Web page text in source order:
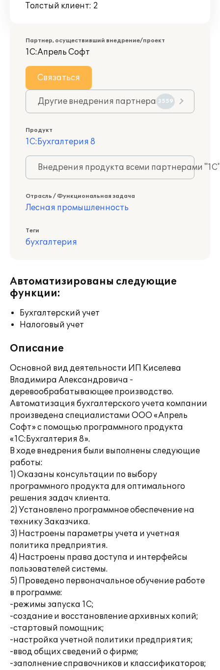
Толстый клиент: 2
Партнер, осуществивший внедрение/проект
1С:Апрель Софт
Связаться
Другие внедрения партнера 3559
Продукт
1С:Бухгалтерия 8
Внедрения продукта всеми партнерами
Отрасль / Функциональная задача
Лесная промышленность
Теги
бухгалтерия
Автоматизированы следующие
функции:
Бухгалтерский учет
Налоговый учет
Описание
Основной вид деятельности ИП Киселева
Владимира Александровича -
деревообрабатывающее производство.
Автоматизация бухгалтерского учета компании
произведена специалистами ООО «Апрель
Софт» с помощью программного продукта
«1С:Бухгалтерия 8».
В ходе внедрения были выполнены следующие
работы:
1) Оказаны консультации по выбору
программного продукта для оптимального
решения задач клиента.
2) Установлено программное обеспечение на
технику Заказчика.
3) Настроены параметры учета и учетная
политика предприятия.
4) Настроены права доступа и интерфейсы
пользователей системы.
5) Проведено первоначальное обучение работе
в программе:
-режимы запуска 1С;
-создание и восстановление архивных копий;
-стартовый помощник;
-настройка учетной политики предприятия;
-ввод общих сведений о фирме;
-заполнение справочников и классификаторов;